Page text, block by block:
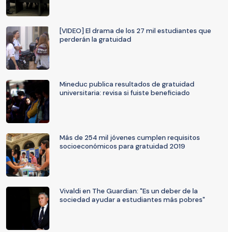
[VIDEO] El drama de los 27 mil estudiantes que
perderán la gratuidad
Mineduc publica resultados de gratuidad
universitaria: revisa si fuiste beneficiado
Más de 254 mil jóvenes cumplen requisitos
socioeconómicos para gratuidad 2019
Vivaldi en The Guardian: "Es un deber de la
sociedad ayudar a estudiantes más pobres"